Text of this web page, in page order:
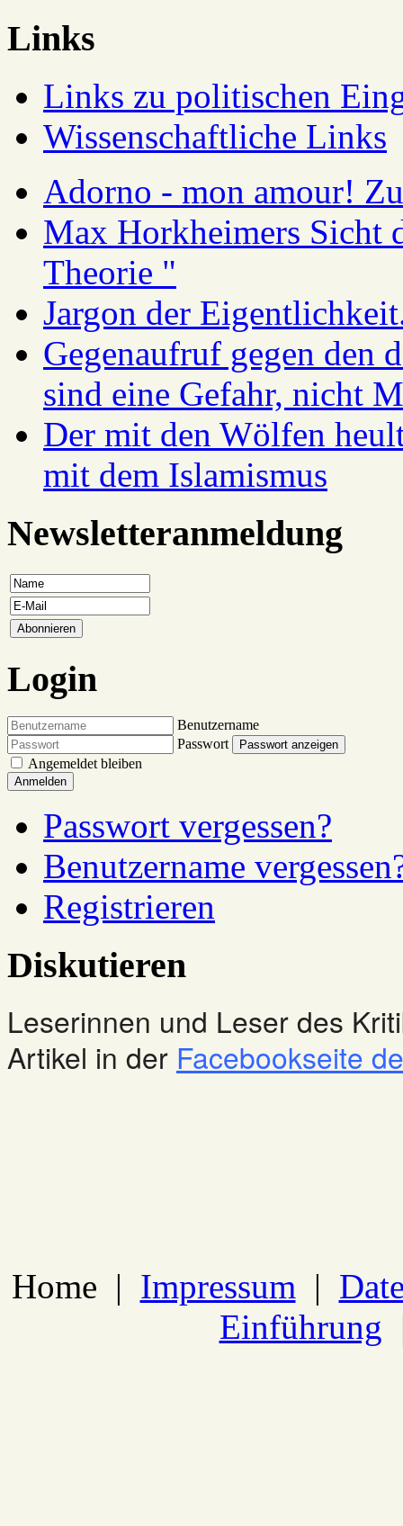
Links
Links zu politischen
Wissenschaftliche Links
Adorno - mon amour!
Max Horkheimers Sicht
Theorie "
Jargon der
Gegenaufruf gegen den
sind eine Gefahr, nicht
Der mit den Wölfen
mit dem Islamismus
Newsletteranmeldung
Login
Benutzername
Passwort
Passwort anzeigen
Angemeldet bleiben
Anmelden
Passwort vergessen?
Benutzername
Registrieren
Diskutieren
Leserinnen und Leser des
Artikel in der Facebookseite
Home | Impressum |
Einführung